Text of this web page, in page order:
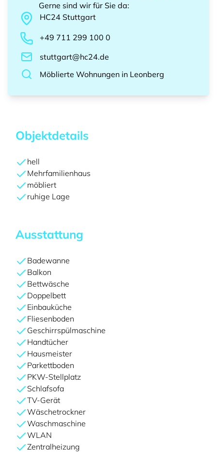
Gerne sind wir für Sie da:
HC24 Stuttgart
+49 711 299 100 0
stuttgart@hc24.de
Möblierte Wohnungen in Leonberg
Objektdetails
hell
Mehrfamilienhaus
möbliert
ruhige Lage
Ausstattung
Badewanne
Balkon
Bettwäsche
Doppelbett
Einbauküche
Fliesenboden
Geschirrspülmaschine
Handtücher
Hausmeister
Parkettboden
PKW-Stellplatz
Schlafsofa
TV-Gerät
Wäschetrockner
Waschmaschine
WLAN
Zentralheizung